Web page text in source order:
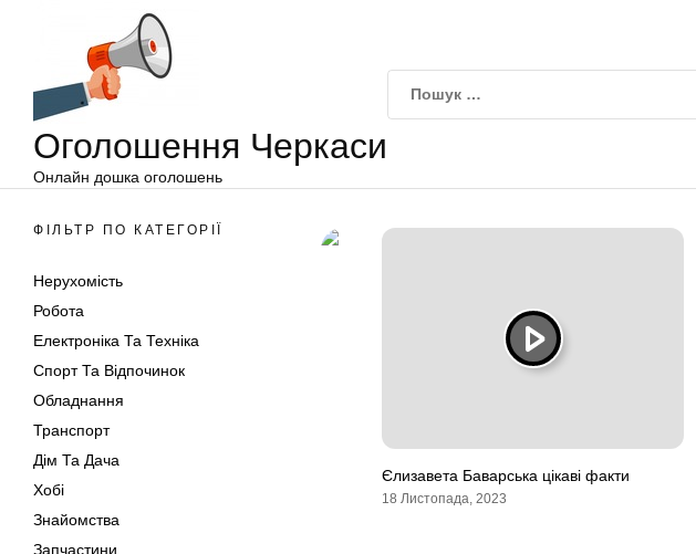
Оголошення Черкаси
Онлайн дошка оголошень
ФІЛЬТР ПО КАТЕГОРІЇ
Нерухомість
Робота
Електроніка Та Техніка
Спорт Та Відпочинок
Обладнання
Транспорт
Дім Та Дача
Хобі
Знайомства
Запчастини
Єлизавета Баварська цікаві факти
18 Листопада, 2023